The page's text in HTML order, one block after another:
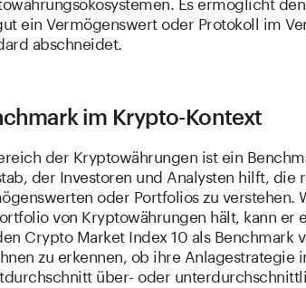
ein Vermögenswert oder Protokoll im
abschneidet.
im Krypto-Kontext
der Kryptowährungen ist ein
der Investoren und Analysten hilft, die
oder Portfolios zu verstehen.
von Kryptowährungen hält, kann er
Crypto Market Index 10 als Benchmark
zu erkennen, ob ihre Anlagestrategie
über- oder